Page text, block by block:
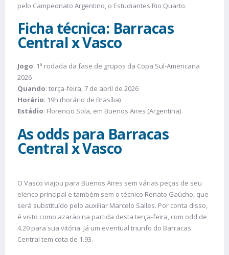
pelo Campeonato Argentino, o Estudiantes Rio Quarto.
Ficha técnica: Barracas
Central x Vasco
Jogo: 1ª rodada da fase de grupos da Copa Sul-Americana
2026
Quando: terça-feira, 7 de abril de 2026
Horário: 19h (horário de Brasília)
Estádio: Florencio Sola, em Buenos Aires (Argentina)
As odds para Barracas
Central x Vasco
O Vasco viajou para Buenos Aires sem várias peças de seu
elenco principal e também sem o técnico Renato Gaúcho, que
será substituído pelo auxiliar Marcelo Salles. Por conta disso,
é visto como azarão na partida desta terça-feira, com odd de
4.20 para sua vitória. Já um eventual triunfo do Barracas
Central tem cota de 1.93.